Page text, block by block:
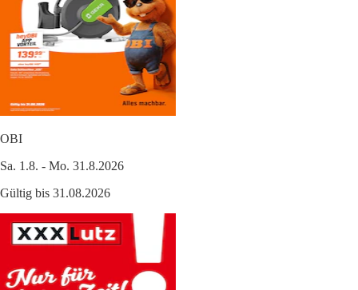
OBI
Sa. 1.8. - Mo. 31.8.2026
Gültig bis 31.08.2026